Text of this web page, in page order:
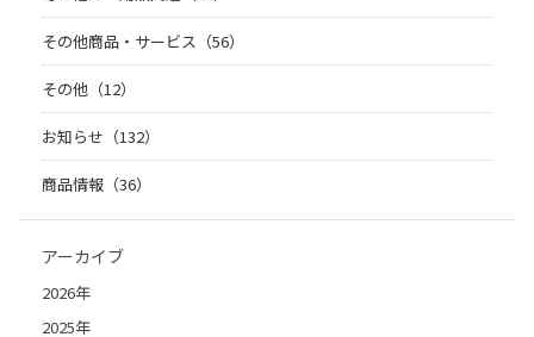
その他商品・サービス（56）
その他（12）
お知らせ（132）
商品情報（36）
アーカイブ
2026年
2025年